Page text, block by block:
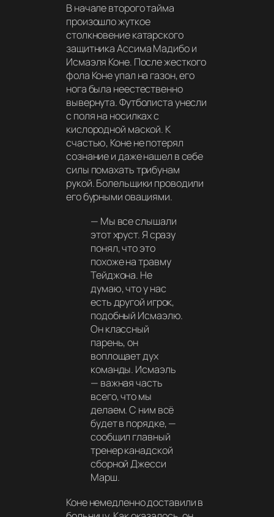
В начале второго тайма
произошло жуткое
столкновение катарского
защитника Ассима Мадибо и
Исмаэля Коне. После жесткого
фола Коне упал на газон, его
нога была неестественно
вывернута. Футболиста унесли
с поля на носилках с
кислородной маской. К
счастью, Коне не потерял
сознание и даже нашел в себе
силы помахать трибунам
рукой. Болельщики проводили
его бурными овациями.
— Мы все слышали
этот хруст. Я сразу
понял, что это
похоже на травму
Тейджона. Не
думаю, что у нас
есть другой игрок,
подобный Исмаэлю.
Он классный
парень, он
воплощает дух
команды. Исмаэль
— важная часть
всего, что мы
делаем. С ним всё
будет в порядке,—
сообщил главный
тренер канадской
сборной Джесси
Марш.
Коне немедленно доставили в